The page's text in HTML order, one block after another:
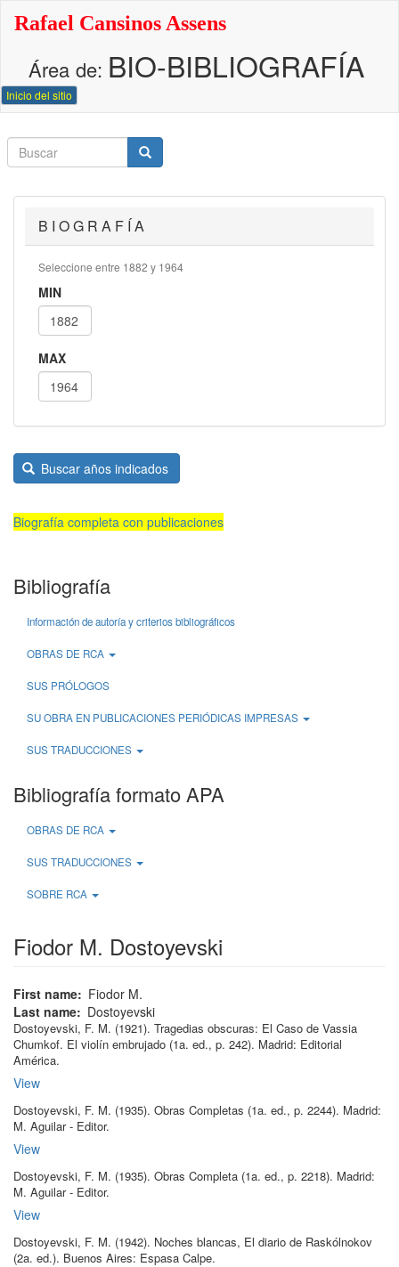
principal
Rafael Cansinos Assens
Área de: BIO-BIBLIOGRAFÍA
Inicio del sitio
Buscar
Buscar
Buscar
B I O G R A F Í A
Seleccione entre 1882 y 1964
MIN
MAX
Buscar años indicados
Biografía completa con publicaciones
Bibliografía
Información de autoría y criterios bibliográficos
OBRAS DE RCA
SUS PRÓLOGOS
SU OBRA EN PUBLICACIONES PERIÓDICAS IMPRESAS
SUS TRADUCCIONES
Bibliografía formato APA
OBRAS DE RCA
SUS TRADUCCIONES
SOBRE RCA
Fiodor M. Dostoyevski
First name
Fiodor M.
Last name
Dostoyevski
Dostoyevski, F. M. (1921). Tragedias obscuras: El Caso de Vassia
Chumkof. El violín embrujado (1a. ed., p. 242). Madrid: Editorial
América.
View
Dostoyevski, F. M. (1935). Obras Completas (1a. ed., p. 2244). Madrid:
M. Aguilar - Editor.
View
Dostoyevski, F. M. (1935). Obras Completa (1a. ed., p. 2218). Madrid:
M. Aguilar - Editor.
View
Dostoyevski, F. M. (1942). Noches blancas, El diario de Raskólnokov
(2a. ed.). Buenos Aires: Espasa Calpe.